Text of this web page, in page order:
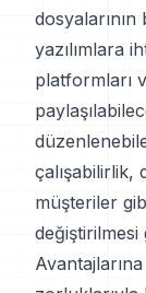
yazılımlara
platformları
çalışabilirlik,
müşteriler